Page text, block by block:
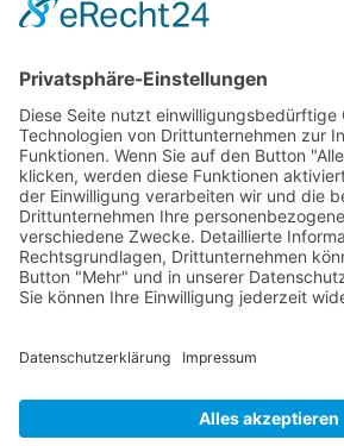
CDU in Niedersachsen
Startseite
Aktuelles
Vorstand
Unsere Ziele und Anliegen
Artländer Rundblick
Gemeinde- und Samtgemeinderat
Ratsinformations System
Impressum
Datenschutz